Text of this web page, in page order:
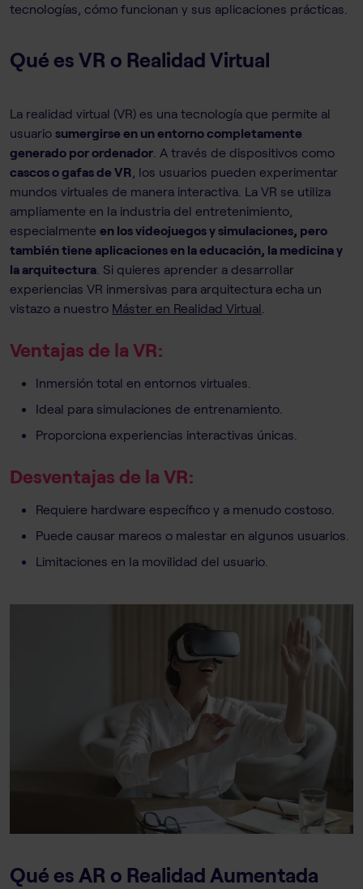
tecnologías, cómo funcionan y sus aplicaciones prácticas.
Qué es VR o Realidad Virtual
La realidad virtual (VR) es una tecnología que permite al
usuario sumergirse en un entorno completamente
generado por ordenador . A través de dispositivos como
cascos o gafas de VR , los usuarios pueden experimentar
mundos virtuales de manera interactiva. La VR se utiliza
ampliamente en la industria del entretenimiento,
especialmente en los videojuegos y simulaciones, pero
también tiene aplicaciones en la educación, la medicina y
la arquitectura . Si quieres aprender a desarrollar
experiencias VR inmersivas para arquitectura echa un
vistazo a nuestro Máster en Realidad Virtual
Ventajas de la VR:
Inmersión total en entornos virtuales.
Ideal para simulaciones de entrenamiento.
Proporciona experiencias interactivas únicas.
Desventajas de la VR:
Requiere hardware específico y a menudo costoso.
Puede causar mareos o malestar en algunos usuarios.
Limitaciones en la movilidad del usuario.
Qué es AR o Realidad Aumentada